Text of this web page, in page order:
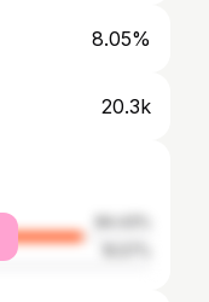
8.05%
20.3k